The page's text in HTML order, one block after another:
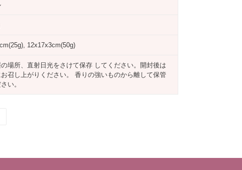
12x17x3cm(50g)
場所、直射日光をさけて保存 してください。開封後は
召し上がりください。 香りの強いものから離して保管
い。